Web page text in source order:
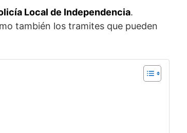
Local de Independencia.
también los tramites que pueden